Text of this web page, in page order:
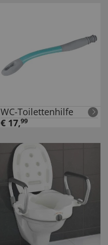
WC-Toilettenhilfe
€ 17,99